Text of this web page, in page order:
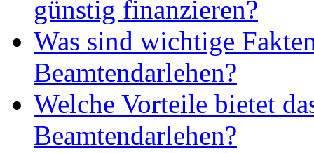
günstig finanzieren?
Was sind wichtige
Beamtendarlehen?
Welche Vorteile bietet
Beamtendarlehen?